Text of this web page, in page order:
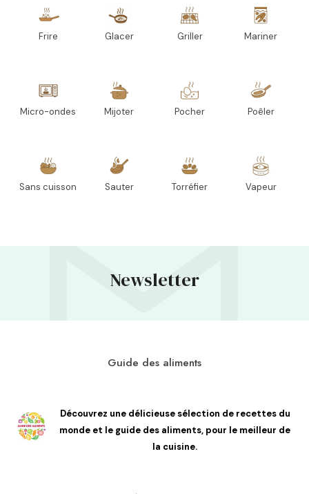
Frire Glacer Griller Mariner
Micro-ondes Mijoter Pocher Poêler
Sans cuisson Sauter Torréfier Vapeur
Newsletter
Guide des aliments
Découvrez une délicieuse sélection de recettes du
monde et le guide des aliments, pour le meilleur de
la cuisine.